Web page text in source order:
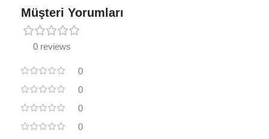
Müşteri Yorumları
0 reviews
0
0
0
0